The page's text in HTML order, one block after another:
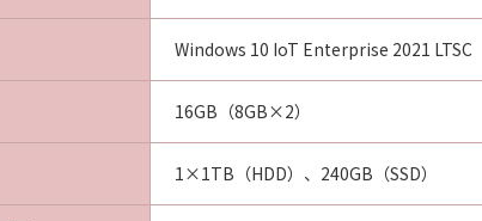
Windows 10 IoT Enterprise 2021 LTSC
16GB（8GB×2）
1×1TB（HDD）、240GB（SSD）